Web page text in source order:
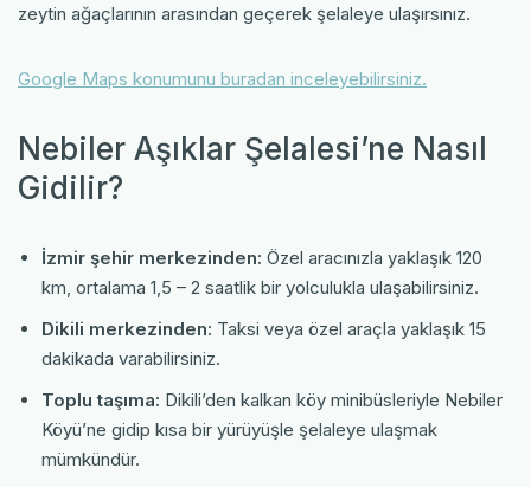
zeytin ağaçlarının arasından geçerek şelaleye ulaşırsınız.
Google Maps konumunu buradan inceleyebilirsiniz.
Nebiler Aşıklar Şelalesi’ne Nasıl
Gidilir?
İzmir şehir merkezinden: Özel aracınızla yaklaşık 120
km, ortalama 1,5 – 2 saatlik bir yolculukla ulaşabilirsiniz.
Dikili merkezinden: Taksi veya özel araçla yaklaşık 15
dakikada varabilirsiniz.
Toplu taşıma: Dikili’den kalkan köy minibüsleriyle Nebiler
Köyü’ne gidip kısa bir yürüyüşle şelaleye ulaşmak
mümkündür.